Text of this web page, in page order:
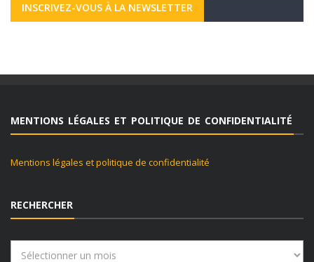
INSCRIVEZ-VOUS À LA NEWSLETTER
MENTIONS LÉGALES ET POLITIQUE DE CONFIDENTIALITÉ
Mentions légales et politique de confidentialité
RECHERCHER